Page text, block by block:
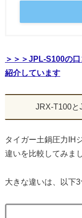
＞＞＞JPL-S100の
紹介しています
JRX-T100と
タイガー土鍋圧力IH
違いを比較してみま
大きな違いは、以下3